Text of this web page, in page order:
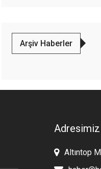
Arşiv Haberler
Adresimiz
Altıntop